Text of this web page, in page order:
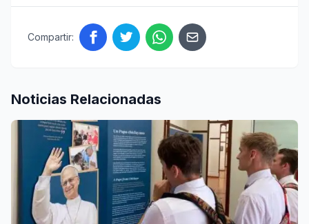
Compartir:
Noticias Relacionadas